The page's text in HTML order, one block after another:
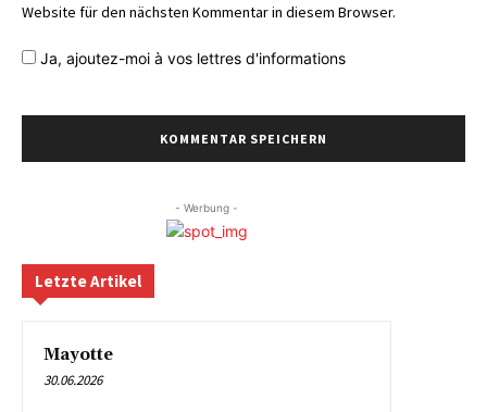
Website für den nächsten Kommentar in diesem Browser.
Ja, ajoutez-moi à vos lettres d'informations
- Werbung -
Letzte Artikel
Mayotte
30.06.2026